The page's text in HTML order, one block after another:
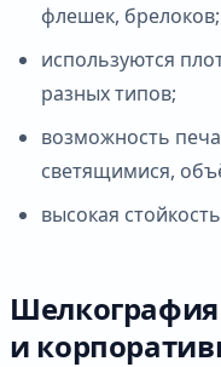
флешек, брелоков;
используются
разных типов;
возможность
светящимися,
высокая
Шелкография
и